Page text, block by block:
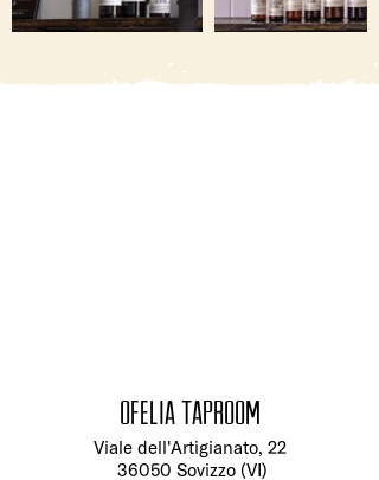
ofelia taproom
Viale dell'Artigianato, 22
36050 Sovizzo (VI)